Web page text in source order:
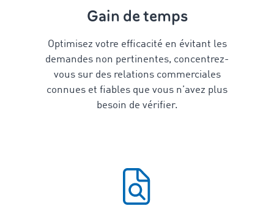
Gain de temps
Optimisez votre efficacité en évitant les
demandes non pertinentes, concentrez-
vous sur des relations commerciales
connues et fiables que vous n’avez plus
besoin de vérifier.